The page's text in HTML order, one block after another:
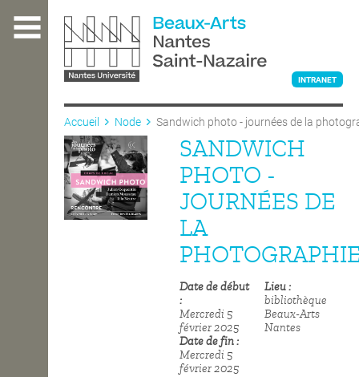
contenu
L'ÉCOLE
ENSEIGNEMENT
INTRANET
Accueil Node Sandwich photo - journées de la
SANDWICH
PHOTO -
JOURNÉES DE
LA
Date de début
Mercredi 5
février 2025
Date de fin
Mercredi 5
février 2025
Lieu
bibliothèque
Beaux-Arts
Nantes